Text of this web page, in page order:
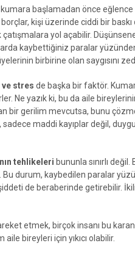
başlamadan önce
kişi üzerinde ciddi bir
çatışmalara yol açabilir.
kaybettiğiniz paralar
birbirine olan saygısını
ve stres de başka bir faktör. Kumar
Ne yazık ki, bu da aile
bir gerilim mevcutsa, bunu
sadece maddi kayıplar değil,
tehlikeleri bununla sınırlı
durum, kaybedilen paralar
şiddeti de beraberinde getirebilir.
etmek, birçok insanı bu
aile bireyleri için yıkıcı olabilir.